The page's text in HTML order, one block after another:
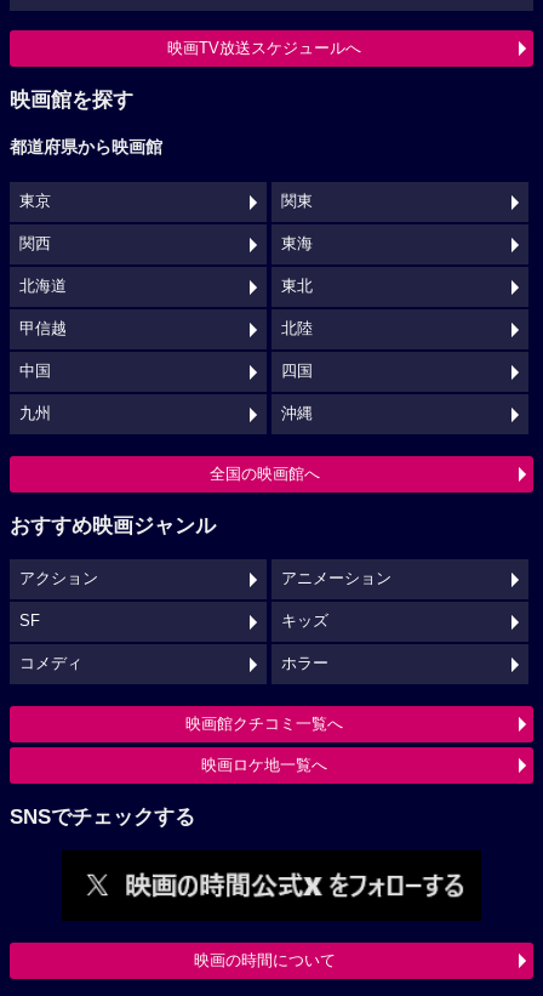
映画TV放送スケジュールへ
映画館を探す
都道府県から映画館
東京 関東
関西 東海
北海道 東北
甲信越 北陸
中国 四国
九州 沖縄
全国の映画館へ
おすすめ映画ジャンル
アクション アニメーション
SF キッズ
コメディ ホラー
映画館クチコミ一覧へ
映画ロケ地一覧へ
SNSでチェックする
映画の時間について